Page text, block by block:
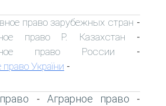
право зарубежных стран -
право Р. Казахстан -
право России -
України -
- Аграрное право -